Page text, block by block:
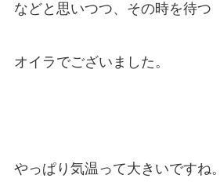
などと思いつつ、その時を待つ
オイラでございました。
やっぱり気温って大きいですね。